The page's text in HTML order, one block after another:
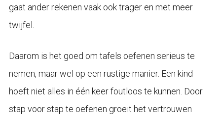
gaat ander rekenen vaak ook trager en met meer
twijfel.
Daarom is het goed om tafels oefenen serieus te
nemen, maar wel op een rustige manier. Een kind
hoeft niet alles in één keer foutloos te kunnen. Door
stap voor stap te oefenen groeit het vertrouwen